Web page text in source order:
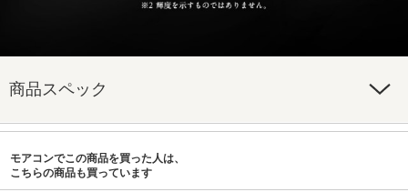
商品スペック
モアコンでこの商品を買った人は、
こちらの商品も買っています